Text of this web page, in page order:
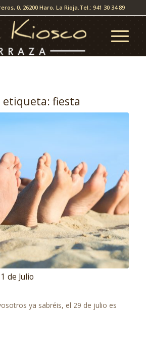
0, 26200 Haro, La Rioja.Tel.: 941 30 34 89
etiqueta: fiesta
de Julio
ya sabréis, el 29 de julio es